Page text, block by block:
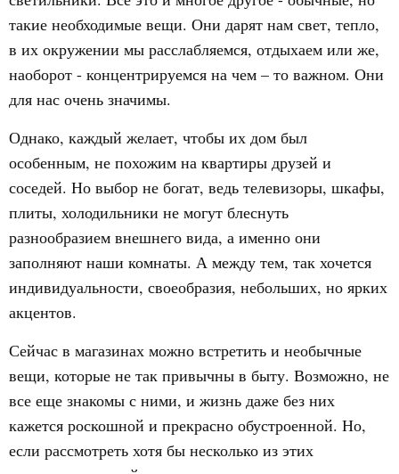
такие необходимые вещи. Они дарят нам свет, тепло,
в их окружении мы расслабляемся, отдыхаем или же,
наоборот - концентрируемся на чем – то важном. Они
для нас очень значимы.
Однако, каждый желает, чтобы их дом был
особенным, не похожим на квартиры друзей и
соседей. Но выбор не богат, ведь телевизоры, шкафы,
плиты, холодильники не могут блеснуть
разнообразием внешнего вида, а именно они
заполняют наши комнаты. А между тем, так хочется
индивидуальности, своеобразия, небольших, но ярких
акцентов.
Сейчас в магазинах можно встретить и необычные
вещи, которые не так привычны в быту. Возможно, не
все еще знакомы с ними, и жизнь даже без них
кажется роскошной и прекрасно обустроенной. Но,
если рассмотреть хотя бы несколько из этих